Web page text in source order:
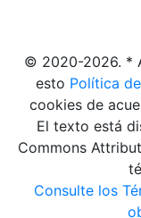
© 2020-2026. *
esto Política
cookies de
El texto está
Commons
Consulte los